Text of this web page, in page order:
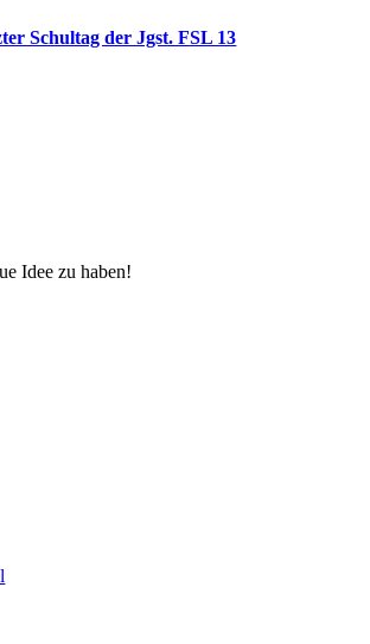
Schultag der Jgst. FSL 13
Idee zu haben!